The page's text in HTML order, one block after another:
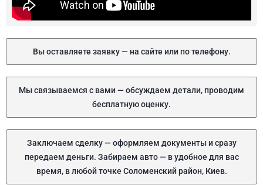
Вы оставляете заявку — на сайте или по телефону.
Мы связываемся с вами — обсуждаем детали, проводим
бесплатную оценку.
Заключаем сделку — оформляем документы и сразу
передаем деньги. Забираем авто — в удобное для вас
время, в любой точке Соломенский район, Киев.